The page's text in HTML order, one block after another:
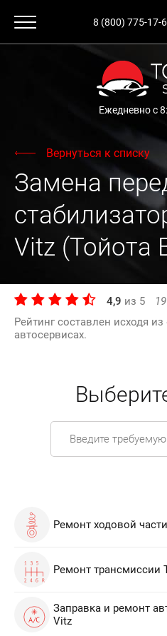
8 (800) 775-17-
Ежедневно с
Вернуться к списку
Замена
Vitz (Тойота
4,9 из 5 19
Рейтинг составлен исходя
автосервисах.
Ремонт ходовой
Ремонт трансмиссии
Заправка и ремонт
Vitz